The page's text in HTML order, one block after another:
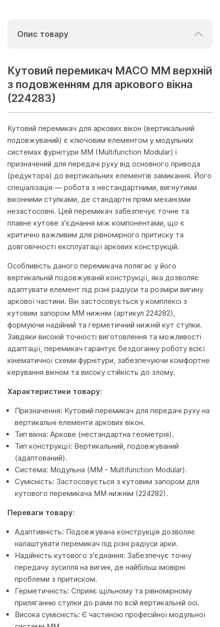
Опис товару
Кутовий перемикач MACO MM верхній
з подовженням для аркового вікна
(224283)
Кутовий перемикач для аркових вікон (вертикальний
подовжуваний) є ключовим елементом у модульних
системах фурнітури MM (Multifunction Modular) і
призначений для передачі руху від основного привода
(редуктора) до вертикальних елементів замикання. Його
спеціалізація — робота з нестандартними, вигнутими
віконними стулками, де стандартні прямі механізми
незастосовні. Цей перемикач забезпечує точне та
плавне кутове з'єднання між компонентами, що є
критично важливим для рівномірного притиску та
довговічності експлуатації аркових конструкцій.
Особливість даного перемикача полягає у його
вертикальній подовжуваній конструкції, яка дозволяє
адаптувати елемент під різні радіуси та розміри вигину
аркової частини. Він застосовується у комплексі з
кутовим запором MM нижнім (артикул 224282),
формуючи надійний та герметичний нижній кут стулки.
Завдяки високій точності виготовлення та можливості
адаптації, перемикач гарантує бездоганну роботу всієї
кінематичної схеми фурнітури, забезпечуючи комфортне
керування вікном та високу стійкість до злому.
Характеристики товару:
Призначення: Кутовий перемикач для передачі руху на
вертикальні елементи аркових вікон.
Тип вікна: Аркове (нестандартна геометрія).
Тип конструкції: Вертикальний, подовжуваний
(адаптований).
Система: Модульна (MM - Multifunction Modular).
Сумісність: Застосовується з кутовим запором для
кутового перемикача MM нижнім (224282).
Переваги товару:
Адаптивність: Подовжувана конструкція дозволяє
налаштувати перемикач під різні радіуси арки.
Надійність кутового з'єднання: Забезпечує точну
передачу зусилля на вигині, де найбільш імовірні
проблеми з притиском.
Герметичність: Сприяє щільному та рівномірному
приляганню стулки до рами по всій вертикальній осі.
Висока сумісність: Є частиною професійної модульної